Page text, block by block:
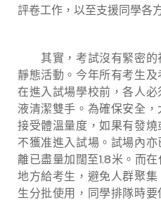
評卷工作，以至支援同學各
其實，考試沒有緊密的
靜態活動。今年所有考生
在進入試場學校前，各人
液清潔雙手。為確保安全
接受體溫量度，如果有發
不獲准進入試場。試場內
離已盡量加闊至1.8米。而
地方給考生，避免人群聚
生分批使用，同學排隊時